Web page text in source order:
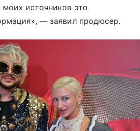
источников это
— заявил продюсер.